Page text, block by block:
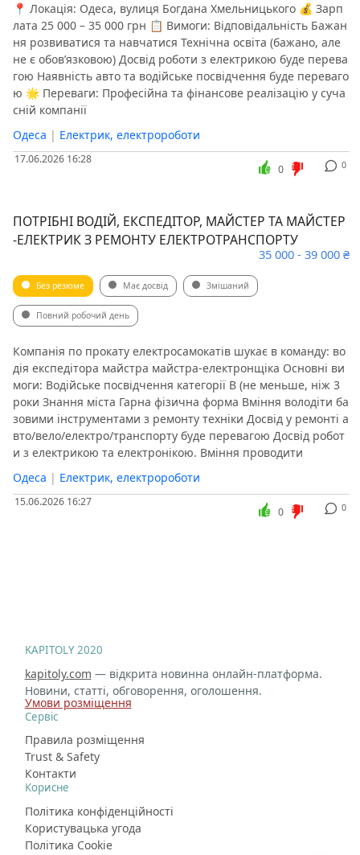
📍 Локація: Одеса, вулиця Богдана Хмельницького 💰 Зарп
лата 25 000 – 35 000 грн 📋 Вимоги: Відповідальність Бажан
ня розвиватися та навчатися Технічна освіта (бажано, але
не є обов’язковою) Досвід роботи з електрикою буде перева
гою Наявність авто та водійське посвідчення буде переваго
ю 🌟 Переваги: Професійна та фінансове реалізацію у суча
сній компанії
Одеса | Електрик, електророботи
17.06.2026 16:28 0
0
ПОТРІБНІ ВОДІЙ, ЕКСПЕДІТОР, МАЙСТЕР ТА МАЙСТЕР
-ЕЛЕКТРИК З РЕМОНТУ ЕЛЕКТРОТРАНСПОРТУ
35 000 - 39 000 ₴
Без резюме Має досвід Змішаний
Повний робочий день
Компанія по прокату електросамокатів шукає в команду: во
дія експедітора майстра майстра-електронщіка Основні ви
моги: Водійське посвідчення категорії В (не меньше, ніж 3
роки Знання міста Гарна фізична форма Вміння володіти ба
зовими інструментами з ремонту техніки Досвід у ремонті а
вто/вело/електро/транспорту буде перевагою Досвід робот
и з електрикою та електронікою. Вміння проводити
Одеса | Електрик, електророботи
15.06.2026 16:27 0
0
KAPITOLY 2020
kapitoly.com — відкрита новинна онлайн-платформа.
Новини, статті, обговорення, оголошення.
Умови розміщення
Сервіс
Правила розміщення
Trust & Safety
Контакти
Корисне
Політика конфіденційності
Користувацька угода
Політика Cookie